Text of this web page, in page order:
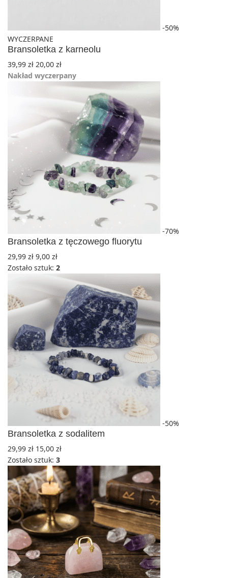
-50%
WYCZERPANE
Bransoletka z karneolu
39,99 zł 20,00 zł
Nakład wyczerpany
-70%
Bransoletka z tęczowego fluorytu
29,99 zł 9,00 zł
Zostało sztuk: 2
-50%
Bransoletka z sodalitem
29,99 zł 15,00 zł
Zostało sztuk: 3